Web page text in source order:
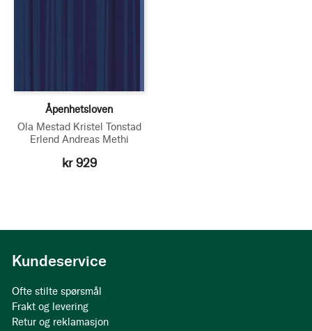
Åpenhetsloven
Ola Mestad Kristel Tonstad
Erlend Andreas Methi
kr 929
Kundeservice
Ofte stilte spørsmål
Frakt og levering
Retur og reklamasjon